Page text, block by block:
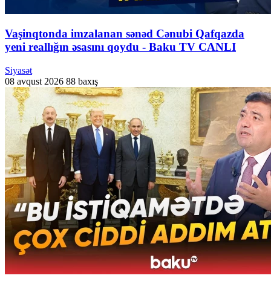
Vaşinqtonda imzalanan sənəd Cənubi Qafqazda
yeni reallığın əsasını qoydu - Baku TV CANLI
Siyasət
08 avqust 2026 88 baxış